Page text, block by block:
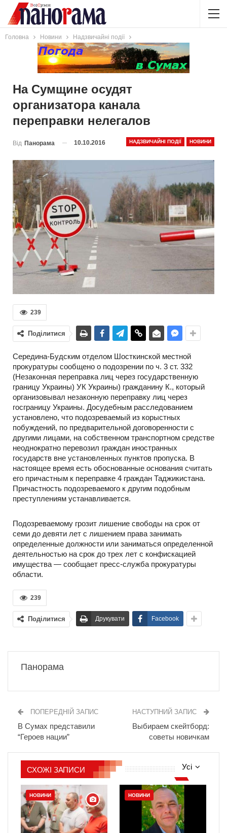
Головна Новини Надзвичайні події
На Сумщине осудят
организатора канала
переправки нелегалов
НАДЗВИЧАЙНІ ПОДІЇ НОВИНИ
Від Панорама 10.10.2016
239
Поділитися
Середина-Будским отделом Шосткинской местной
прокуратуры сообщено о подозрении по ч. 3 ст. 332
(Незаконная переправка лиц через государственную
границу Украины) УК Украины) гражданину К., который
организовывал незаконную переправку лиц через
госграницу Украины. Досудебным расследованием
установлено, что подозреваемый из корыстных
побуждений, по предварительной договоренности с
другими лицами, на собственном транспортном средстве
неоднократно перевозил граждан иностранных
государств вне установленных пунктов пропуска. В
настоящее время есть обоснованные основания считать
его причастным к переправке 4 граждан Таджикистана.
Причастность подозреваемого к другим подобным
преступлениям устанавливается.
Подозреваемому грозит лишение свободы на срок от
семи до девяти лет с лишением права занимать
определенные должности или заниматься определенной
деятельностью на срок до трех лет с конфискацией
имущества — сообщает пресс-служба прокуратуры
области.
239
Поділитися Друкувати Facebook
Панорама
ПОПЕРЕДНІЙ ЗАПИС
В Сумах представили
“Героев нации”
НАСТУПНИЙ ЗАПИС
Выбираем скейтборд:
советы новичкам
Усі
СХОЖІ ЗАПИСИ
НОВИНИ НОВИНИ